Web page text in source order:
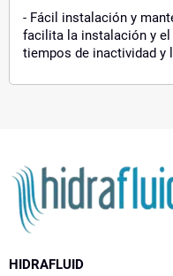
- Fácil instalación y
facilita la instalación y
tiempos de inactividad
HIDRAFLUID